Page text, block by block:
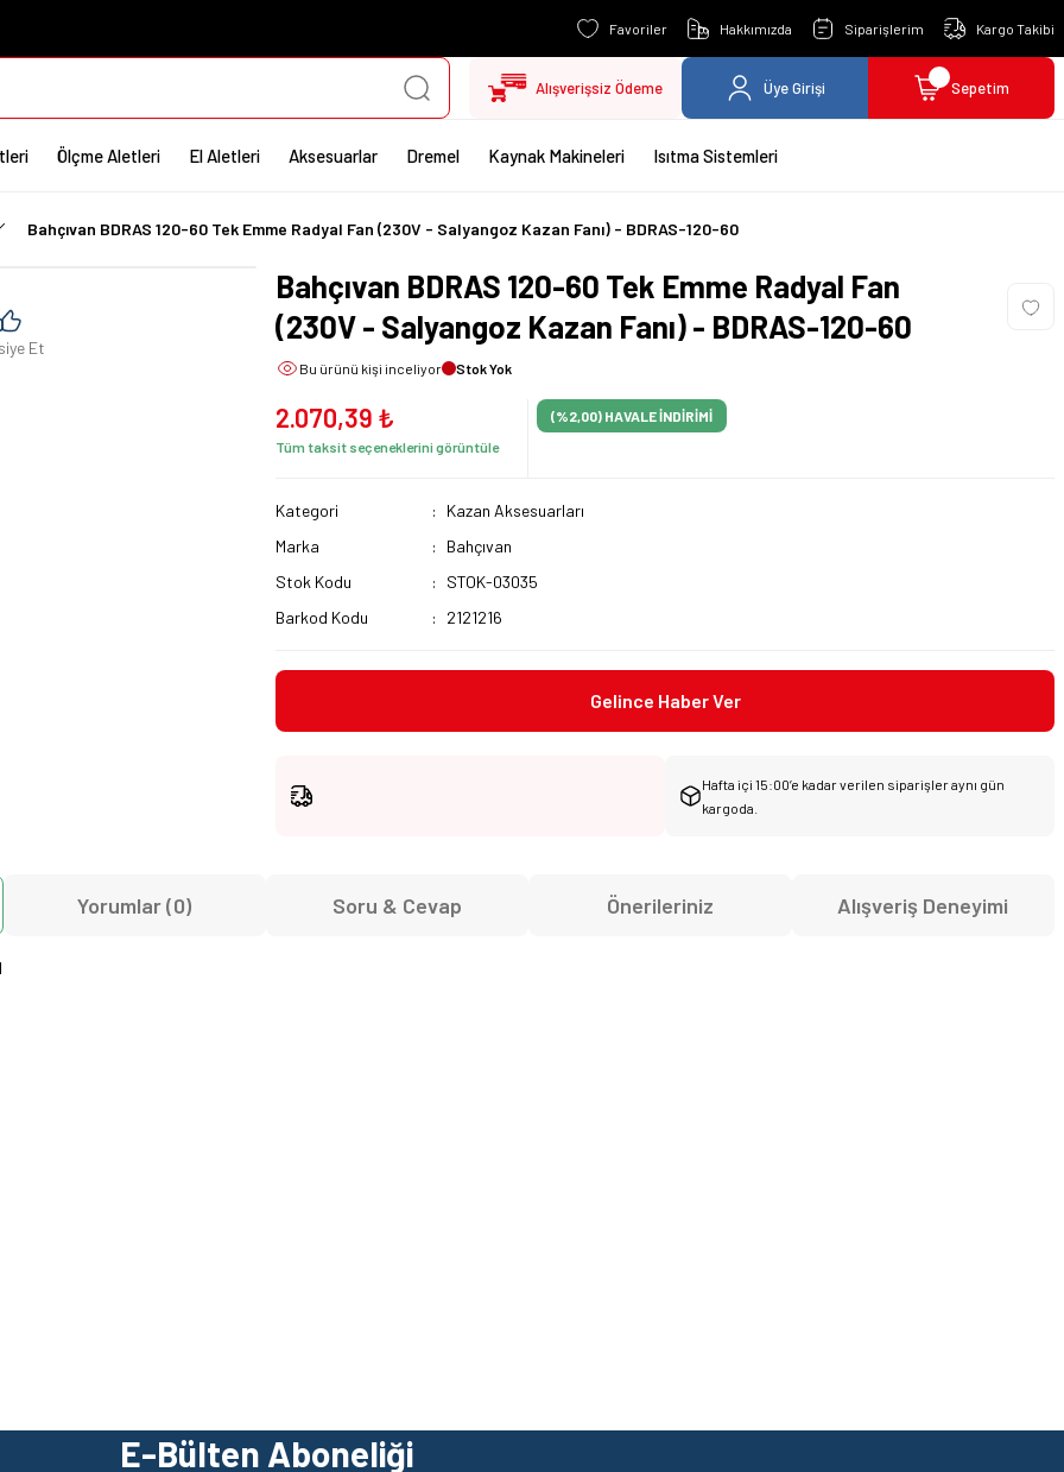
Favoriler Hakkımızda Siparişlerim Kargo Takibi
Alışverişsiz Ödeme Üye Girişi Sepetim
Ölçme Aletleri El Aletleri Aksesuarlar Dremel Kaynak Makineleri Isıtma Sistemleri
Bahçıvan BDRAS 120-60 Tek Emme Radyal Fan (230V - Salyangoz Kazan Fanı) - BDRAS-120-60
Et
Bahçıvan BDRAS 120-60 Tek Emme Radyal Fan
(230V - Salyangoz Kazan Fanı) - BDRAS-120-60
Bu ürünü kişi inceliyor Stok Yok
2.070,39 ₺
Tüm taksit seçeneklerini görüntüle
(%2,00) HAVALE İNDİRİMİ
Kategori
Kazan Aksesuarları
Marka
Bahçıvan
Stok Kodu
STOK-03035
Barkod Kodu
2121216
Gelince Haber Ver
Hafta içi 15:00’e kadar verilen siparişler aynı gün
kargoda.
Yorumlar (0) Soru & Cevap Önerileriniz Alışveriş Deneyimi
Yorum Yaz
Soru Sor
E-Bülten Aboneliği